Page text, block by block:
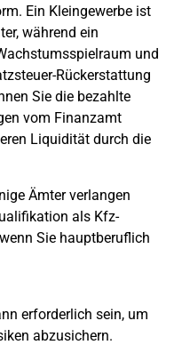
Ein Kleingewerbe ist
während ein
und
Rückerstattung
Sie die bezahlte
vom Finanzamt
Liquidität durch die
Ämter verlangen
als Kfz-
Sie hauptberuflich
erforderlich sein, um
abzusichern.